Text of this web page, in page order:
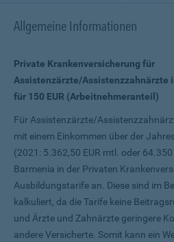
Allgemeine Informationen
Private Krankenversicherung für
Assistenzärzte/Assistenzzahnärzte
für 150 EUR (Arbeitnehmeranteil)
Für Assistenzärzte/
mit einem Einkommen über der
(2021: 5.362,50 EUR mtl. oder
Barmenia in der Privaten
Ausbildungstarife an. Diese sind im
kalkuliert, da die Tarife keine
und Ärzte und Zahnärzte geringere
andere Versicherte. Somit kann ein